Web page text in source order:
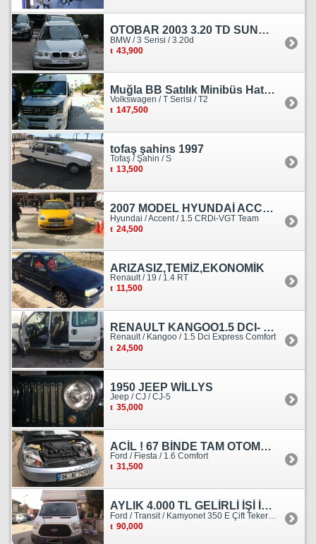
OTOBAR 2003 3.20 TD SUNROOF DERİ OTOMATİK DİZEL EMSALSİZ
BMW / 3 Serisi / 3.20d
43,900
Muğla BB Satılık Minibüs Hatı Volkswagen Crafter
Volkswagen / T Serisi / T2
147,500
tofaş şahins 1997
Tofaş / Şahin / S
13,500
2007 MODEL HYUNDAİ ACCENT ERA MOTOR YENİ YAPILDI
Hyundai / Accent / 1.5 CRDi-VGT Team
24,500
ARIZASIZ,TEMİZ,EKONOMİK
Renault / 19 / 1.4 RT
11,500
RENAULT KANGOO1.5 DCI- 138 KM
Renault / Kangoo / 1.5 Dci Express Comfort
24,500
1950 JEEP WİLLYS
Jeep / CJ / CJ-5
35,000
ACİL ! 67 BİNDE TAM OTOMATİK FORD FİESTA
Ford / Fiesta / 1.6 Comfort
31,500
AYLIK 4.000 TL GELİRLİ İŞİ İLE BİRLİKTE SATILIKTIR.
90,000